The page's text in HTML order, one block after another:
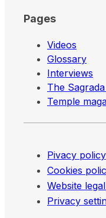
Pages
Videos
Glossary
Interviews
The
Temple
Pivacy policy
Cookies
Website
Privacy